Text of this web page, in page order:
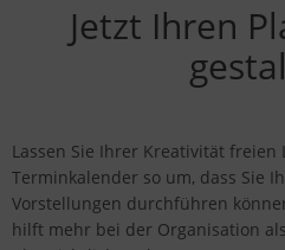
Jetzt Ihren
Lassen Sie Ihrer Kreativität freien
Terminkalender so um, dass Sie
Vorstellungen durchführen
hilft mehr bei der Organisation